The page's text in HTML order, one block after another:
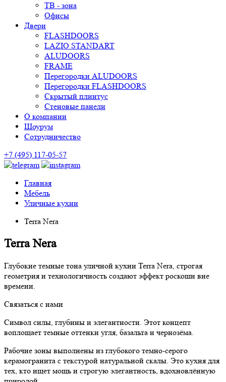
ТВ - зона
Офисы
Двери
FLASHDOORS
LAZIO STANDART
ALUDOORS
FRAME
Перегородки ALUDOORS
Перегородки FLASHDOORS
Скрытый плинтус
Стеновые панели
О компании
Шоурум
Сотрудничество
+7 (495) 117-05-57
Главная
Мебель
Уличные кухни
Terra Nera
Terra Nera
Глубокие темные тона уличной кухни Terra Nera, строгая
геометрия и технологичность создают эффект роскоши вне
времени.
Связаться с нами
Символ силы, глубины и элегантности. Этот концепт
воплощает темные оттенки угля, базальта и чернозёма.
Рабочие зоны выполнены из глубокого темно-серого
керамогранита с текстурой натуральной скалы. Это кухня для
тех, кто ищет мощь и строгую элегантность, вдохновлённую